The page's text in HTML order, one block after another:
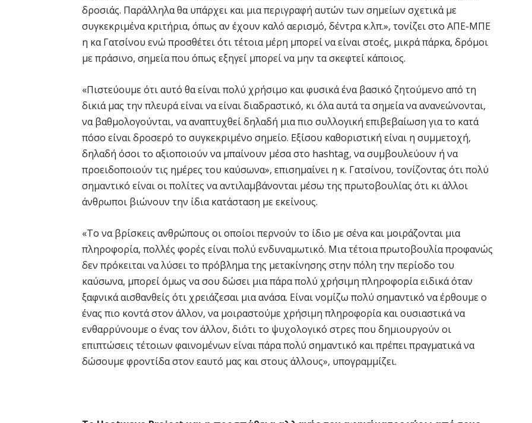
δροσιάς. Παράλληλα θα υπάρχει και μια περιγραφή αυτών των σημείων σχετικά με
συγκεκριμένα κριτήρια, όπως αν έχουν καλό αερισμό, δέντρα κ.λπ.», τονίζει στο ΑΠΕ-ΜΠΕ
η κα Γατσίνου ενώ προσθέτει ότι τέτοια μέρη μπορεί να είναι στοές, μικρά πάρκα, δρόμοι
με πράσινο, σημεία που όπως εξηγεί μπορεί να μην τα σκεφτεί κάποιος.
«Πιστεύουμε ότι αυτό θα είναι πολύ χρήσιμο και φυσικά ένα βασικό ζητούμενο από τη
δικιά μας την πλευρά είναι να είναι διαδραστικό, κι όλα αυτά τα σημεία να ανανεώνονται,
να βαθμολογούνται, να αναπτυχθεί δηλαδή μια πιο συλλογική επιβεβαίωση για το κατά
πόσο είναι δροσερό το συγκεκριμένο σημείο. Εξίσου καθοριστική είναι η συμμετοχή,
δηλαδή όσοι το αξιοποιούν να μπαίνουν μέσα στο hashtag, να συμβουλεύουν ή να
προειδοποιούν τις ημέρες του καύσωνα», επισημαίνει η κ. Γατσίνου, τονίζοντας ότι πολύ
σημαντικό είναι οι πολίτες να αντιλαμβάνονται μέσω της πρωτοβουλίας ότι κι άλλοι
άνθρωποι βιώνουν την ίδια κατάσταση με εκείνους.
«Το να βρίσκεις ανθρώπους οι οποίοι περνούν το ίδιο με σένα και μοιράζονται μια
πληροφορία, πολλές φορές είναι πολύ ενδυναμωτικό. Μια τέτοια πρωτοβουλία προφανώς
δεν πρόκειται να λύσει το πρόβλημα της μετακίνησης στην πόλη την περίοδο του
καύσωνα, μπορεί όμως να σου δώσει μια πάρα πολύ χρήσιμη πληροφορία ειδικά όταν
ξαφνικά αισθανθείς ότι χρειάζεσαι μια ανάσα. Είναι νομίζω πολύ σημαντικό να έρθουμε ο
ένας πιο κοντά στον άλλον, να μοιραστούμε χρήσιμη πληροφορία και ουσιαστικά να
ενθαρρύνουμε ο ένας τον άλλον, διότι το ψυχολογικό στρες που δημιουργούν οι
επιπτώσεις τέτοιων φαινομένων είναι πάρα πολύ σημαντικό και πρέπει πραγματικά να
δώσουμε φροντίδα στον εαυτό μας και στους άλλους», υπογραμμίζει.